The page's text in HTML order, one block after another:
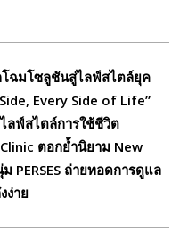
โฉมโซลูชันสู่ไลฟ์สไตล์ยุค
Every Side of Life”
ลฟ์สไตล์การใช้ชีวิต
ตอกย้ำนิยาม New
PERSES ถ่ายทอดการดูแล
ง่าย